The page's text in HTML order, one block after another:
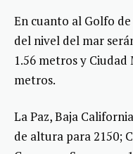
En cuanto al Golfo
del nivel del mar
1.56 metros y Ciudad
metros.
La Paz, Baja
de altura para 2150;